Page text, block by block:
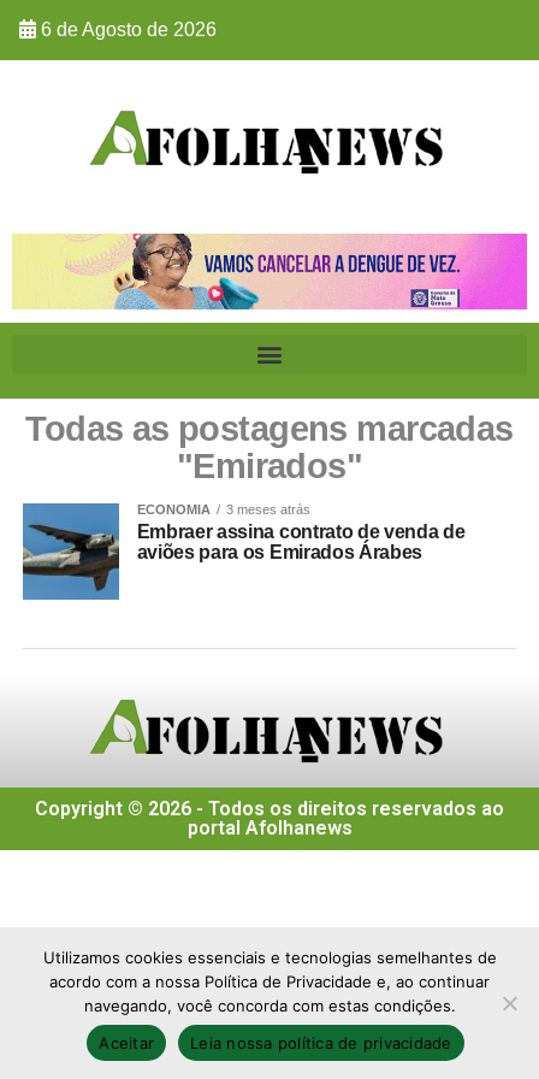
6 de Agosto de 2026
Todas as postagens marcadas
"Emirados"
ECONOMIA 3 meses atrás
Embraer assina contrato de venda de
aviões para os Emirados Árabes
Copyright © 2026 - Todos os direitos reservados ao
portal Afolhanews
Utilizamos cookies essenciais e tecnologias semelhantes de
acordo com a nossa Política de Privacidade e, ao continuar
navegando, você concorda com estas condições.
Aceitar
Leia nossa política de privacidade